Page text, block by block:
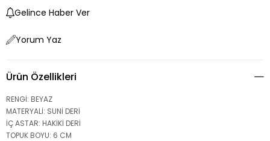
Gelince Haber Ver
Yorum Yaz
Ürün Özellikleri
RENGİ: BEYAZ
MATERYALİ: SUNİ DERİ
İÇ ASTAR: HAKİKİ DERİ
TOPUK BOYU: 6 CM